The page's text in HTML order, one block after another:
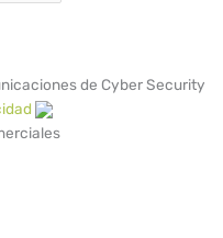
de Cyber Security